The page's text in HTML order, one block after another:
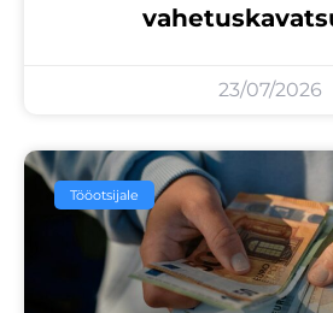
23/07/2026
Tööotsijale